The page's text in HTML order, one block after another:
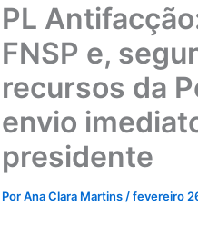
PL
FNSP e,
recursos da
envio
presidente
PorAna Clara Martins /fevereiro